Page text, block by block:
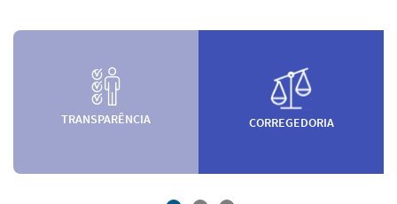
TRANSPARÊNCIA CORREGEDORIA